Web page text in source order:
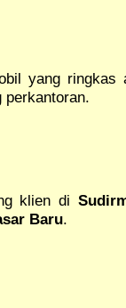
yang ringkas
perkantoran.
klien di
Baru.